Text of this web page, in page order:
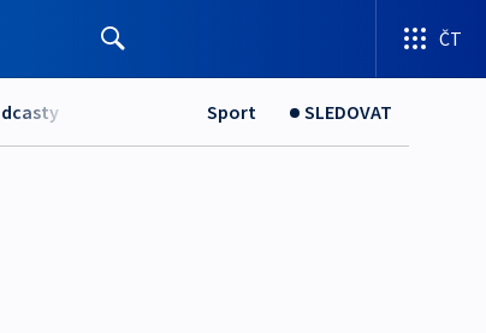
ČT
Sport SLEDOVAT